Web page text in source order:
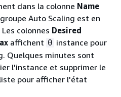
dans la colonne Name
Auto Scaling est en
colonnes Desired
affichent 0 instance pour
Quelques minutes sont
l'instance et supprimer le
pour afficher l'état